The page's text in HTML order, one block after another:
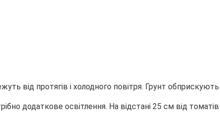
від протягів і холодного повітря. Грунт
додаткове освітлення. На відстані 25 см від